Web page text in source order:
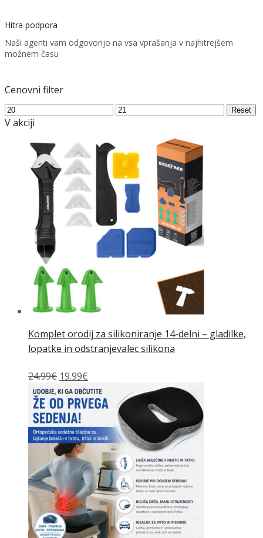
Hitra podpora
Naši agenti vam odgovorijo na vsa vprašanja v najhitrejšem
možnem času
Cenovni filter
Min
price
Max
price
Reset
V akciji
Komplet orodij za silikoniranje 14-delni – gladilke,
lopatke in odstranjevalec silikona
24.99€ Izvirna
cena
je
bila:
24.99€.
19.99€
cena
je:
19.99€.